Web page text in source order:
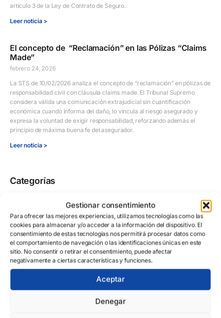
Gestionar consentimiento
Para ofrecer las mejores experiencias, utilizamos tecnologías como las
cookies para almacenar y/o acceder a la información del dispositivo. El
consentimiento de estas tecnologías nos permitirá procesar datos como
el comportamiento de navegación o las identificaciones únicas en este
sitio. No consentir o retirar el consentimiento, puede afectar
negativamente a ciertas características y funciones.
Aceptar
Denegar
artículo 3 de la Ley de Contrato de Seguro.
Leer noticia >
El concepto de “Reclamación” en las Pólizas “Claims
Made”
febrero 24, 2026
La STS de 10/02/2026 analiza el concepto de “reclamación” en pólizas de
responsabilidad civil con cláusula claims made. El Tribunal Supremo
considera válida una comunicación extrajudicial sin cuantificación
económica cuando informa del daño, lo vincula al riesgo asegurado y
expresa la voluntad de exigir responsabilidad, reforzando además el
principio de máxima buena fe del asegurador.
Leer noticia >
Categorías
Blog
Martínez Bernabeu
91 576 07 32
Calle Hermosilla, 34, 1 Dcha. Madrid